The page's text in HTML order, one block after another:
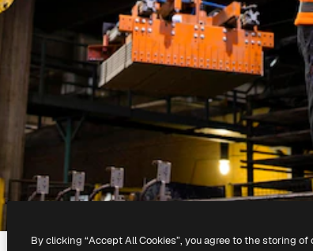
By clicking “Accept All Cookies”, you agree to the storing